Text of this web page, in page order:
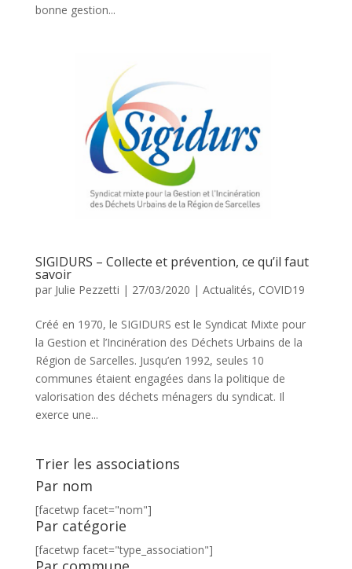
bonne gestion...
SIGIDURS – Collecte et prévention, ce qu’il faut
savoir
par Julie Pezzetti | 27/03/2020 | Actualités, COVID19
Créé en 1970, le SIGIDURS est le Syndicat Mixte pour
la Gestion et l’Incinération des Déchets Urbains de la
Région de Sarcelles. Jusqu’en 1992, seules 10
communes étaient engagées dans la politique de
valorisation des déchets ménagers du syndicat. Il
exerce une...
Trier les associations
Par nom
[facetwp facet="nom"]
Par catégorie
[facetwp facet="type_association"]